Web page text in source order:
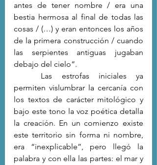
antes de tener nombre / era una
bestia hermosa al final de todas las
cosas / (…) y eran entonces los años
de la primera construcción / cuando
las serpientes antiguas jugaban
debajo del cielo”.
permiten vislumbrar la cercanía con
los textos de carácter mitológico y
bajo este tono la voz poética detalla
la creación. En un comienzo existe
este territorio sin forma ni nombre,
era “inexplicable”, pero llegó la
palabra y con ella las partes: el mar y